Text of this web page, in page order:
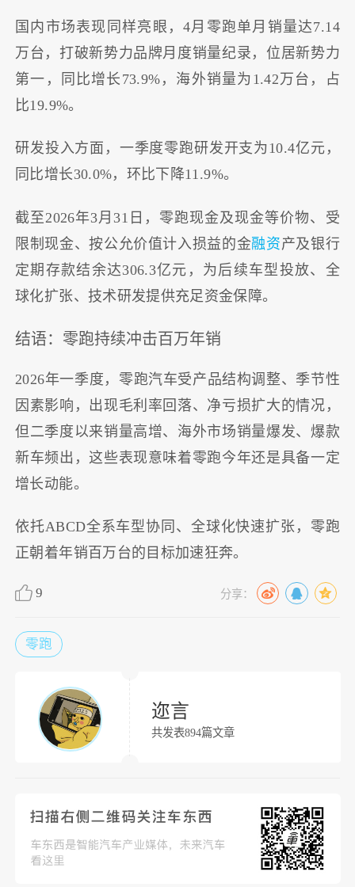
国内市场表现同样亮眼，4月零跑单月销量达7.14
万台，打破新势力品牌月度销量纪录，位居新势力
第一，同比增长73.9%，海外销量为1.42万台，占
比19.9%。
研发投入方面，一季度零跑研发开支为10.4亿元，
同比增长30.0%，环比下降11.9%。
截至2026年3月31日，零跑现金及现金等价物、受
限制现金、按公允价值计入损益的金融资产及银行
定期存款结余达306.3亿元，为后续车型投放、全
球化扩张、技术研发提供充足资金保障。
结语：零跑持续冲击百万年销
2026年一季度，零跑汽车受产品结构调整、季节性
因素影响，出现毛利率回落、净亏损扩大的情况，
但二季度以来销量高增、海外市场销量爆发、爆款
新车频出，这些表现意味着零跑今年还是具备一定
增长动能。
依托ABCD全系车型协同、全球化快速扩张，零跑
正朝着年销百万台的目标加速狂奔。
9 分享：
零跑
迩言
共发表894篇文章